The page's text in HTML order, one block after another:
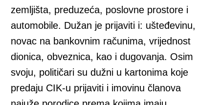
zemljišta, preduzeća, poslovne prostore i
automobile. Dužan je prijaviti i: ušteđevinu,
novac na bankovnim računima, vrijednost
dionica, obveznica, kao i dugovanja. Osim
svoju, političari su dužni u kartonima koje
predaju CIK-u prijaviti i imovinu članova